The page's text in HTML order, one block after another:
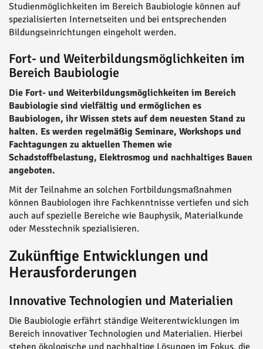
Studienmöglichkeiten im Bereich Baubiologie können auf
spezialisierten Internetseiten und bei entsprechenden
Bildungseinrichtungen eingeholt werden.
Fort- und Weiterbildungsmöglichkeiten im
Bereich Baubiologie
Die Fort- und Weiterbildungsmöglichkeiten im Bereich
Baubiologie sind vielfältig und ermöglichen es
Baubiologen, ihr Wissen stets auf dem neuesten Stand zu
halten. Es werden regelmäßig Seminare, Workshops und
Fachtagungen zu aktuellen Themen wie
Schadstoffbelastung, Elektrosmog und nachhaltiges Bauen
angeboten.
Mit der Teilnahme an solchen Fortbildungsmaßnahmen
können Baubiologen ihre Fachkenntnisse vertiefen und sich
auch auf spezielle Bereiche wie Bauphysik, Materialkunde
oder Messtechnik spezialisieren.
Zukünftige Entwicklungen und
Herausforderungen
Innovative Technologien und Materialien
Die Baubiologie erfährt ständige Weiterentwicklungen im
Bereich innovativer Technologien und Materialien. Hierbei
stehen ökologische und nachhaltige Lösungen im Fokus, die